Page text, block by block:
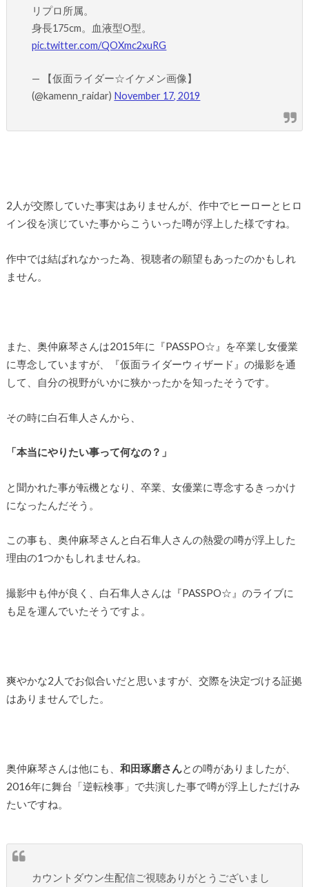
リプロ所属。
身長175cm。血液型O型。
pic.twitter.com/QOXmc2xuRG
— 【仮面ライダー☆イケメン画像】
(@kamenn_raidar) November 17, 2019
2人が交際していた事実はありませんが、作中でヒーローとヒロ
イン役を演じていた事からこういった噂が浮上した様ですね。
作中では結ばれなかった為、視聴者の願望もあったのかもしれ
ません。
また、奥仲麻琴さんは2015年に『PASSPO☆』を卒業し女優業
に専念していますが、『仮面ライダーウィザード』の撮影を通
して、自分の視野がいかに狭かったかを知ったそうです。
その時に白石隼人さんから、
「本当にやりたい事って何なの？」
と聞かれた事が転機となり、卒業、女優業に専念するきっかけ
になったんだそう。
この事も、奥仲麻琴さんと白石隼人さんの熱愛の噂が浮上した
理由の1つかもしれませんね。
撮影中も仲が良く、白石隼人さんは『PASSPO☆』のライブに
も足を運んでいたそうですよ。
爽やかな2人でお似合いだと思いますが、交際を決定づける証拠
はありませんでした。
奥仲麻琴さんは他にも、 和田琢磨さんとの噂がありましたが、
2016年に舞台「逆転検事」で共演した事で噂が浮上しただけみ
たいですね。
カウントダウン生配信ご視聴ありがとうございまし